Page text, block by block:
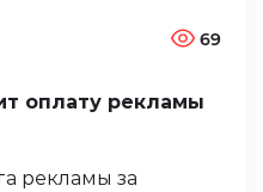
69
оплату рекламы
рекламы за